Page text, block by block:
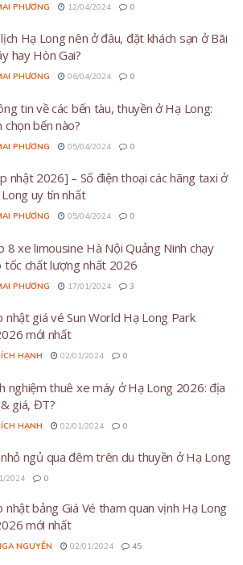
PHƯƠNG 12/04/2024 0
Hạ Long nên ở đâu, đặt khách sạn ở Bãi
hay Hòn Gai?
PHƯƠNG 06/04/2024 0
tin về các bến tàu, thuyền ở Hạ Long:
chọn bến nào?
PHƯƠNG 05/04/2024 0
nhật 2026] – Số điện thoại các hãng taxi ở
uy tín nhất
PHƯƠNG 05/04/2024 0
8 xe limousine Hà Nội Quảng Ninh chạy
tốc chất lượng nhất 2026
PHƯƠNG 17/01/2024 3
nhật giá vé Sun World Hạ Long Park
mới nhất
HẠNH 02/01/2024 0
nghiệm thuê xe máy ở Hạ Long 2026: địa
giá, ĐT?
HẠNH 02/01/2024 0
ngủ qua đêm trên du thuyền ở Hạ Long
2024 0
nhật bảng Giá Vé tham quan vịnh Hạ Long
mới nhất
NGUYỄN 02/01/2024 45